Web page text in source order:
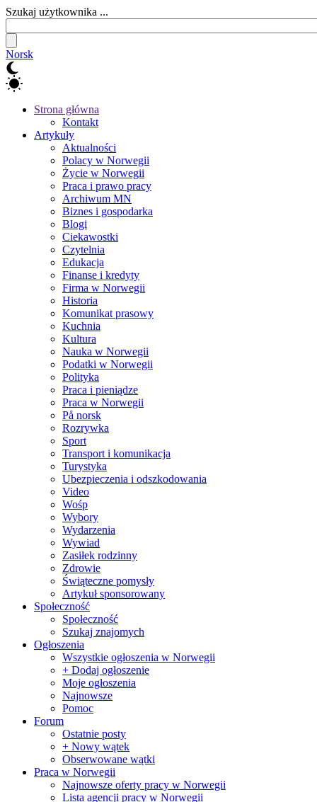
Szukaj użytkownika ...
Norsk
Strona główna
Kontakt
Artykuły
Aktualności
Polacy w Norwegii
Życie w Norwegii
Praca i prawo pracy
Archiwum MN
Biznes i gospodarka
Blogi
Ciekawostki
Czytelnia
Edukacja
Finanse i kredyty
Firma w Norwegii
Historia
Komunikat prasowy
Kuchnia
Kultura
Nauka w Norwegii
Podatki w Norwegii
Polityka
Praca i pieniądze
Praca w Norwegii
På norsk
Rozrywka
Sport
Transport i komunikacja
Turystyka
Ubezpieczenia i odszkodowania
Video
Wośp
Wybory
Wydarzenia
Wywiad
Zasiłek rodzinny
Zdrowie
Świąteczne pomysły
Artykuł sponsorowany
Społeczność
Społeczność
Szukaj znajomych
Ogłoszenia
Wszystkie ogłoszenia w Norwegii
+ Dodaj ogłoszenie
Moje ogłoszenia
Najnowsze
Pomoc
Forum
Ostatnie posty
+ Nowy wątek
Obserwowane wątki
Praca w Norwegii
Najnowsze oferty pracy w Norwegii
Lista agencji pracy w Norwegii